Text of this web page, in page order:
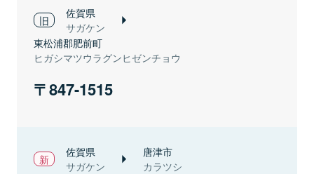
佐賀県
サガケン
東松浦郡肥前町
ヒガシマツウラグンヒゼンチョウ
847-1515
佐賀県
サガケン
唐津市
カラツシ